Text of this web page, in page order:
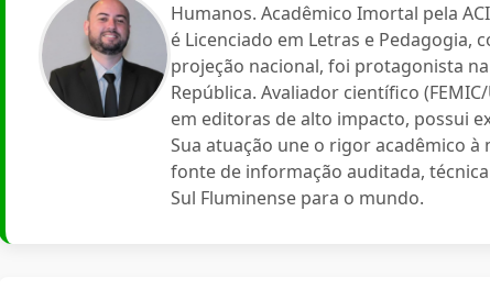
Humanos. Acadêmico Imortal pela
é Licenciado em Letras e Pedagogia,
projeção nacional, foi protagonista na
República. Avaliador científico
em editoras de alto impacto, possui
Sua atuação une o rigor acadêmico
fonte de informação auditada,
Sul Fluminense para o mundo.